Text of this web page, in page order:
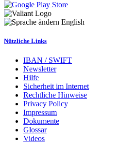
English
Nützliche Links
IBAN / SWIFT
Newsletter
Hilfe
Sicherheit im Internet
Rechtliche Hinweise
Privacy Policy
Impressum
Dokumente
Glossar
Videos